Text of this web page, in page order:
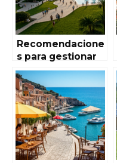
Recomendacione
s para gestionar
contratos de
alquiler en
España de forma
legal y segura